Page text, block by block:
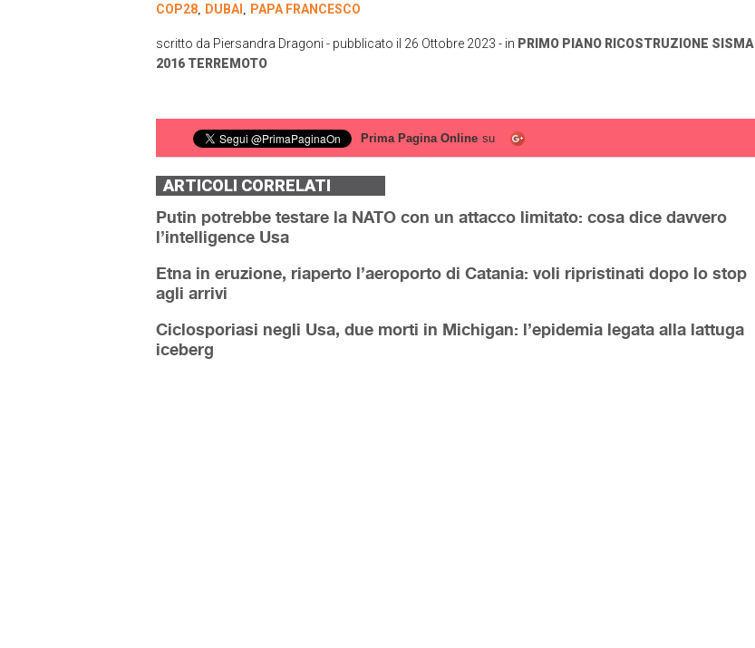
COP28, DUBAI PAPA FRANCESCO
scritto da Piersandra Dragoni - pubblicato il 26 Ottobre 2023 - in PRIMO PIANO RICOSTRUZIONE SISMA
2016 TERREMOTO
Prima Pagina Online su
ARTICOLI CORRELATI
Putin potrebbe testare la NATO con un attacco limitato: cosa dice davvero
l’intelligence Usa
Etna in eruzione, riaperto l’aeroporto di Catania: voli ripristinati dopo lo stop
agli arrivi
Ciclosporiasi negli Usa, due morti in Michigan: l’epidemia legata alla lattuga
iceberg